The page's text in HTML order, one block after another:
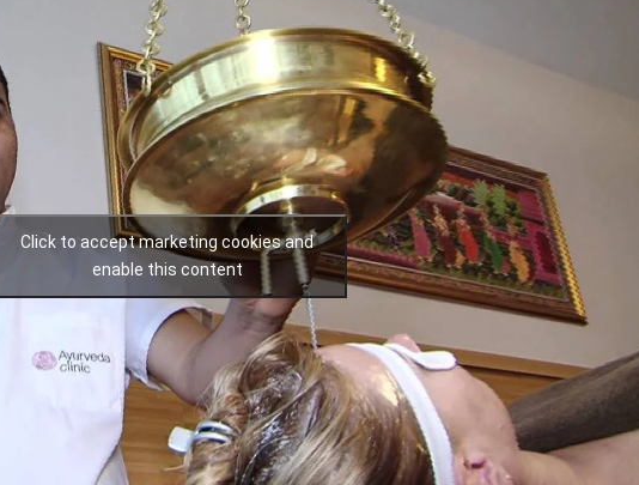
Click to accept marketing cookies and
enable this content